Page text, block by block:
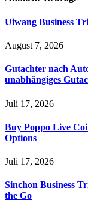
Uiwang Business
August 7, 2026
Gutachter nach
unabhängiges
Juli 17, 2026
Buy Poppo Live
Options
Juli 17, 2026
Sinchon Business
the Go